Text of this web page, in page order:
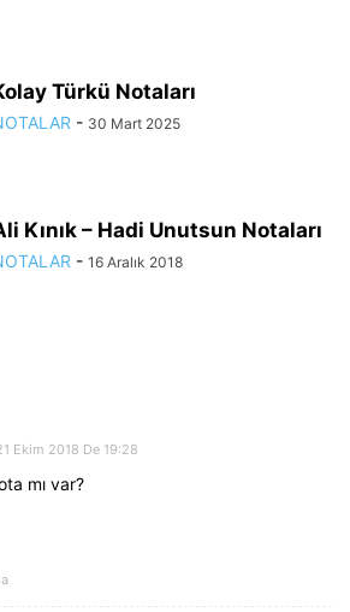
Türkü Notaları
- 30 Mart 2025
Kınık – Hadi Unutsun Notaları
- 16 Aralık 2018
Ekim 2018 De 19:28
mı var?